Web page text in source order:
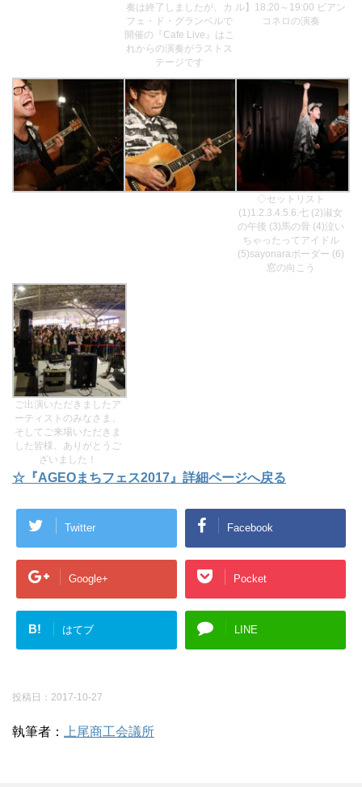
奏は終了しましたが、カ
フェ・ド・グランベルで
開催の『Cafe Live』はこ
れからの演奏がラストス
テージです
ル】18:20～19:00 ビアン
コネロの演奏
◇セットリスト
(1)1.2.3.4.5.6.七 (2)淑女
の午後 (3)馬の骨 (4)泣い
ちゃったってアイドル
(5)sayonaraボーダー (6)
窓の向こう
ご出演いただきましたア
ーティストのみなさま、
そしてご来場いただきま
した皆様、ありがとうご
ざいました！
☆『AGEOまちフェス2017』詳細ページへ戻る
Twitter Facebook
Google+ Pocket
B! はてブ LINE
投稿日： 2017-10-27
執筆者： 上尾商工会議所